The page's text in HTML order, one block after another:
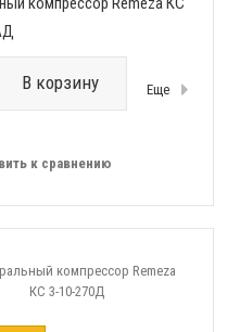
В корзину Еще
к сравнению